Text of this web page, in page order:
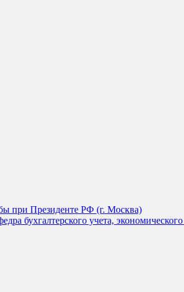
при Президенте РФ (г. Москва)
бухгалтерского учета, экономического